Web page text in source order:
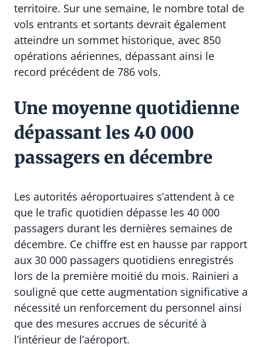
territoire. Sur une semaine, le nombre total de
vols entrants et sortants devrait également
atteindre un sommet historique, avec 850
opérations aériennes, dépassant ainsi le
record précédent de 786 vols.
Une moyenne quotidienne
dépassant les 40 000
passagers en décembre
Les autorités aéroportuaires s’attendent à ce
que le trafic quotidien dépasse les 40 000
passagers durant les dernières semaines de
décembre. Ce chiffre est en hausse par rapport
aux 30 000 passagers quotidiens enregistrés
lors de la première moitié du mois. Rainieri a
souligné que cette augmentation significative a
nécessité un renforcement du personnel ainsi
que des mesures accrues de sécurité à
l’intérieur de l’aéroport.